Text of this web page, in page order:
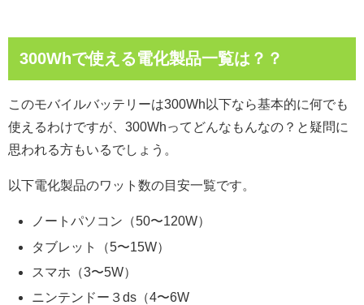
300Whで使える電化製品一覧は？？
このモバイルバッテリーは300Wh以下なら基本的に何でも
使えるわけですが、300Whってどんなもんなの？と疑問に
思われる方もいるでしょう。
以下電化製品のワット数の目安一覧です。
ノートパソコン（50〜120W）
タブレット（5〜15W）
スマホ（3〜5W）
ニンテンドー３ds（4〜6W